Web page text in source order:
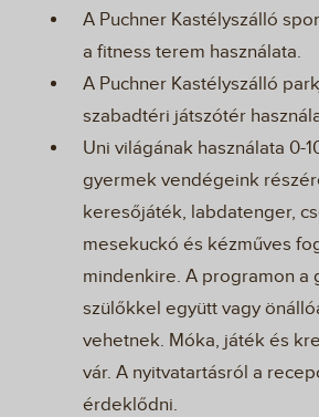
A Puchner Kastélyszálló
a fitness terem használata.
A Puchner Kastélyszálló
szabadtéri játszótér
Uni világának használata 0-
gyermek vendégeink
keresőjáték, labdatenger,
mesekuckó és kézműves
mindenkire. A programon a
szülőkkel együtt vagy
vehetnek. Móka, játék és
vár. A nyitvatartásról a
érdeklődni.